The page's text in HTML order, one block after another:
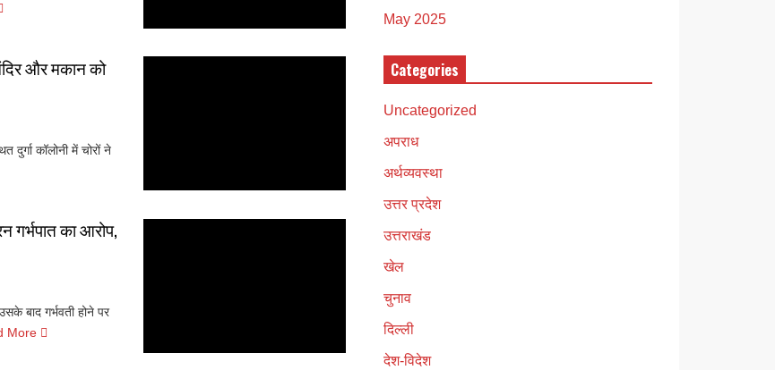
और मकान को
कॉलोनी में चोरों ने
गर्भपात का आरोप,
बाद गर्भवती होने पर
More
May 2025
Categories
Uncategorized
अपराध
अर्थव्यवस्था
उत्तर प्रदेश
उत्तराखंड
खेल
चुनाव
दिल्ली
देश-विदेश